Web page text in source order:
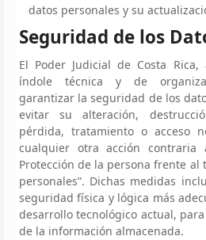
datos personales y su
Seguridad de los
El Poder Judicial de Costa
índole técnica y de
garantizar la seguridad de los
evitar su alteración,
pérdida, tratamiento o acceso
cualquier otra acción contraria
Protección de la persona frente al
personales”. Dichas medidas
seguridad física y lógica más
desarrollo tecnológico actual,
de la información almacenada.